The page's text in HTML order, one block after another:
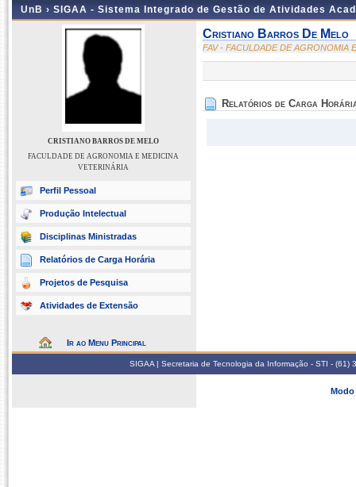
UnB › SIGAA - Sistema Integrado de Gestão de Atividades
CRISTIANO BARROS DE MELO
FACULDADE DE AGRONOMIA E MEDICINA
VETERINÁRIA
Perfil Pessoal
Produção Intelectual
Disciplinas Ministradas
Relatórios de Carga Horária
Projetos de Pesquisa
Atividades de Extensão
Ir ao Menu Principal
Cristiano Barros De Melo
FAV - FACULDADE DE AGRONOMIA
Relatórios de Carga
SIGAA | Secretaria de Tecnologia da Informação - STI -
Modo